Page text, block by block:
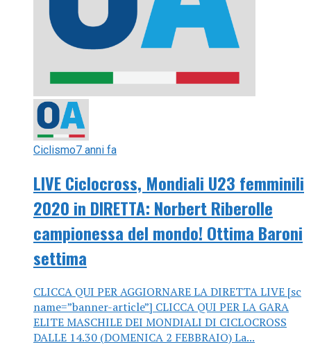
Ciclismo7 anni fa
LIVE Ciclocross, Mondiali U23 femminili
2020 in DIRETTA: Norbert Riberolle
campionessa del mondo! Ottima Baroni
settima
CLICCA QUI PER AGGIORNARE LA DIRETTA LIVE [sc
name=”banner-article”] CLICCA QUI PER LA GARA
ELITE MASCHILE DEI MONDIALI DI CICLOCROSS
DALLE 14.30 (DOMENICA 2 FEBBRAIO) La...